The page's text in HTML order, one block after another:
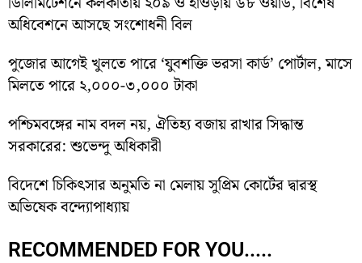
অধিবেশনে আসছে সংশোধনী বিল
পুজোর আগেই খুলতে পারে ‘যুবশক্তি ভরসা কার্ড’ পোর্টাল, মাসে
মিলতে পারে ২,০০০-৩,০০০ টাকা
পশ্চিমবঙ্গের নাম বদল নয়, ঐতিহ্য বজায় রাখার সিদ্ধান্ত
সরকারের: শুভেন্দু অধিকারী
বিদেশে চিকিৎসার অনুমতি না মেলায় সুপ্রিম কোর্টের দ্বারস্থ
অভিষেক বন্দ্যোপাধ্যায়
RECOMMENDED FOR YOU.....